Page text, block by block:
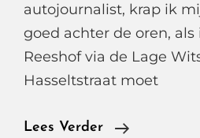
autojournalist, krap ik
goed achter de oren,
Reeshof via de Lage
Hasseltstraat moet
Lees Verder
Tilburg